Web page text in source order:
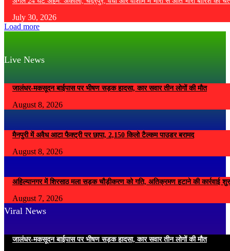
July 30, 2026
Load more
Live News
जालंधर-मकसूदन बाईपास पर भीषण सड़क हादसा, कार सवार तीन लोगों की मौत
August 8, 2026
मैनपुरी में अवैध आटा फैक्ट्री पर छापा, 2,150 किलो टैल्कम पाउडर बरामद
August 8, 2026
अहिल्यानगर में शिरसाठ मला सड़क चौड़ीकरण को गति, अतिक्रमण हटाने की कार्रवाई
August 7, 2026
Viral News
जालंधर-मकसूदन बाईपास पर भीषण सड़क हादसा, कार सवार तीन लोगों की मौत